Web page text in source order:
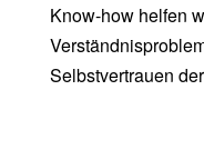
Know-how helfen
Selbstvertrauen